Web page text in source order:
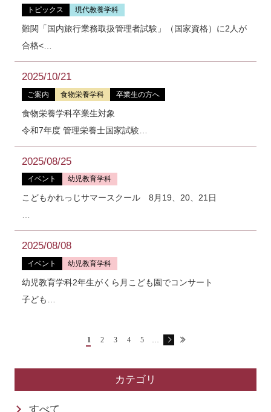
トピックス 現代教養学科
難関「国内旅行業務取扱管理者試験」（国家資格）に2人が
合格<…
2025/10/21
ご案内 食物栄養学科 卒業生の方へ
食物栄養学科卒業生対象
令和7年度 管理栄養士国家試験…
2025/08/25
イベント 幼児教育学科
こどもかれっじサマースクール 8月19、20、21日
…
2025/08/08
イベント 幼児教育学科
幼児教育学科2年生がくら月こども園でコンサート
子ども…
1 2 3 4 5 …
カテゴリ
すべて